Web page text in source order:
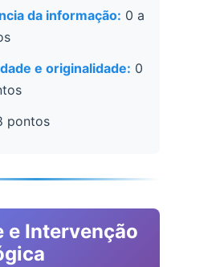
da informação: 0 a
e originalidade: 0
pontos
e Intervenção